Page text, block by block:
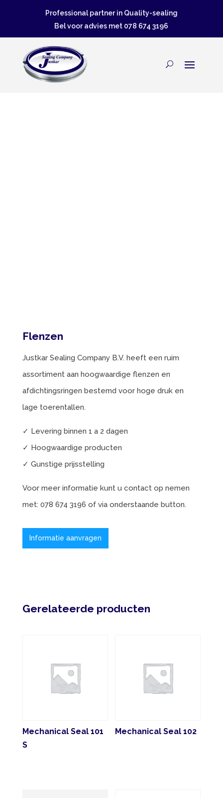
Professional partner in Quality-sealing
Bel voor advies met 078 674 3196
Flenzen
Justkar Sealing Company B.V. heeft een ruim
assortiment aan hoogwaardige flenzen en
afdichtingsringen bestemd voor hoge druk en
lage toerentallen.
✓ Levering binnen 1 a 2 dagen
✓ Hoogwaardige producten
✓ Gunstige prijsstelling
Voor meer informatie kunt u contact op nemen
met: 078 674 3196 of via onderstaande button.
Informatie aanvragen
Gerelateerde producten
Mechanical Seal 101
S
Mechanical Seal 102